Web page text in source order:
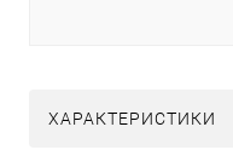
ХАРАКТЕРИСТИКИ